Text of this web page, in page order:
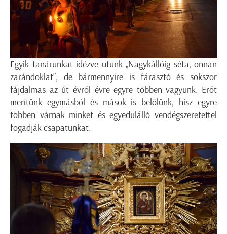
Egyik tanárunkat idézve utunk „Nagykállóig séta, onnan
zarándoklat”, de bármennyire is fárasztó és sokszor
fájdalmas az út évről évre egyre többen vagyunk. Erőt
merítünk egymásból és mások is belőlünk, hisz egyre
többen várnak minket és egyedülálló vendégszeretettel
fogadják csapatunkat.